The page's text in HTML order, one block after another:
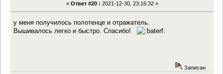
« Ответ #20 : 2021-12-30, 23:16:32 »
у меня получилось полотенце и отражатель.
Вышивалось легко и быстро. Спасибо!
Записан